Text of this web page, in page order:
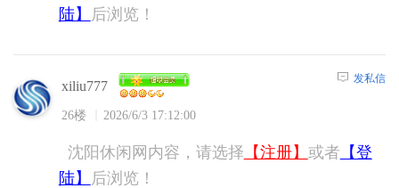
陆】
后浏览！
xiliu777
26楼 2026/6/3 17:12:00
发私信
沈阳休闲网内容，请选择 【注册】 或者 【登
陆】
后浏览！